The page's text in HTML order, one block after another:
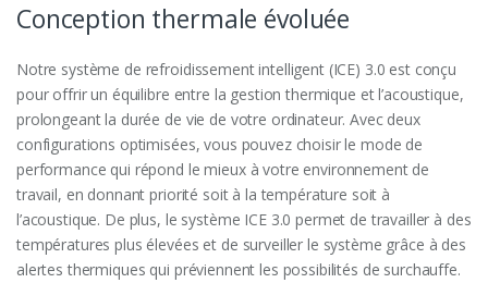
Conception thermale évoluée
Notre système de refroidissement intelligent (ICE) 3.0 est conçu
pour offrir un équilibre entre la gestion thermique et l’acoustique,
prolongeant la durée de vie de votre ordinateur. Avec deux
configurations optimisées, vous pouvez choisir le mode de
performance qui répond le mieux à votre environnement de
travail, en donnant priorité soit à la température soit à
l’acoustique. De plus, le système ICE 3.0 permet de travailler à des
températures plus élevées et de surveiller le système grâce à des
alertes thermiques qui préviennent les possibilités de surchauffe.